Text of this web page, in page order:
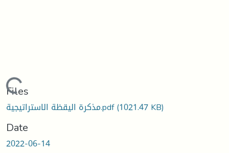
Loading...
Files
مذكرة اليقظة الاستراتيجية.pdf(1021.47 KB)
Date
2022-06-14